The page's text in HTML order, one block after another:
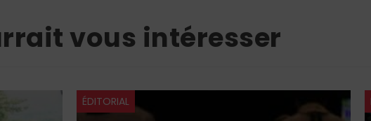
vous intéresser
ÉDITORIAL